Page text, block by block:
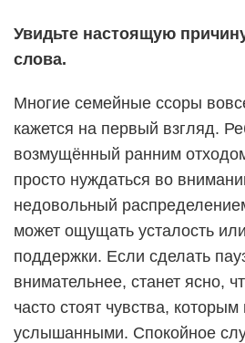
Увидьте настоящую
слова.
Многие семейные ссоры
кажется на первый взгляд.
возмущённый ранним
просто нуждаться во
недовольный
может ощущать усталость
поддержки. Если сделать
внимательнее, станет ясно,
часто стоят чувства,
услышанными. Спокойное